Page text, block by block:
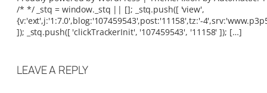
/* */ _stq = window._stq || []; _stq.push([ 'view',
{v:'ext',j:'1:7.0',blog:'107459543',post:'11158',tz:'-
]); _stq.push([ 'clickTrackerInit', '107459543', '11158' ]); […]
LEAVE A REPLY